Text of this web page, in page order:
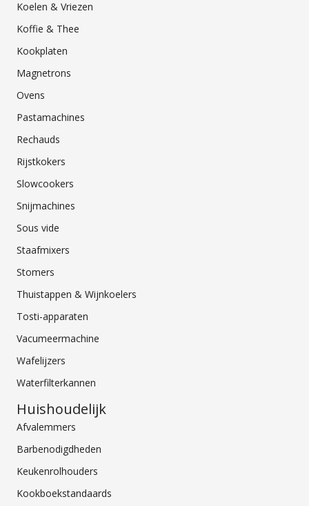
Koelen & Vriezen
Koffie & Thee
Kookplaten
Magnetrons
Ovens
Pastamachines
Rechauds
Rijstkokers
Slowcookers
Snijmachines
Sous vide
Staafmixers
Stomers
Thuistappen & Wijnkoelers
Tosti-apparaten
Vacumeermachine
Wafelijzers
Waterfilterkannen
Huishoudelijk
Afvalemmers
Barbenodigdheden
Keukenrolhouders
Kookboekstandaards